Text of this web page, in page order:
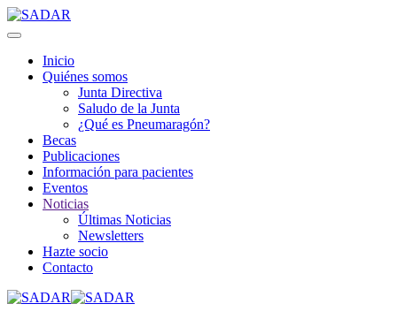
Inicio
Quiénes somos
Junta Directiva
Saludo de la Junta
¿Qué es Pneumaragón?
Becas
Publicaciones
Información para pacientes
Eventos
Noticias
Últimas Noticias
Newsletters
Hazte socio
Contacto